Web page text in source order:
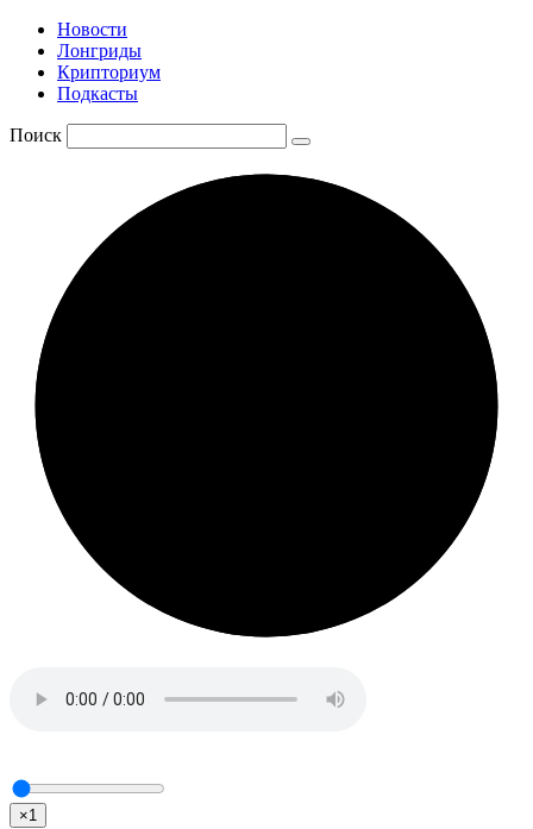
Новости
Лонгриды
Крипториум
Подкасты
Поиск
×1